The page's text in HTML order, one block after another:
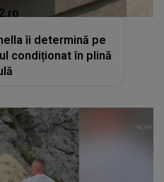
îi determină pe
condiționat în plină